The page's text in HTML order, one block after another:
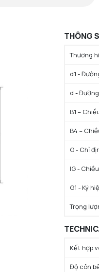
THÔNG
Thương
d1 -
d -
B1 –
B4 –
G - Chỉ
lG -
G1 - Ký
Trọng
Kết hợp
Độ côn